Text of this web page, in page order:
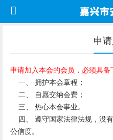
申
申请加入本会的会员，必须具备
一、 拥护本会章程；
二、 自愿交纳会费；
三、 热心本会事业。
四、 遵守国家法律法规，没
公信度。